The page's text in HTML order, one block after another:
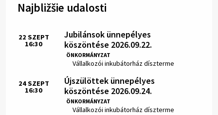
Najbližšie udalosti
Jubilánsok ünnepélyes
köszöntése 2026.09.22.
ÖNKORMÁNYZAT
Hely:
Vállalkozói inkubátorház díszterme
Idő:
22 SZEPT
16:30
Újszülöttek ünnepélyes
köszöntése 2026.09.24.
ÖNKORMÁNYZAT
Hely:
Vállalkozói inkubátorház díszterme
Idő:
24SZEPT
16:30